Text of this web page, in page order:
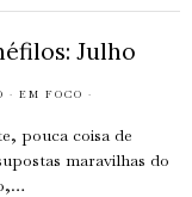
Julho
· EM FOCO ·
pouca coisa de
maravilhas do